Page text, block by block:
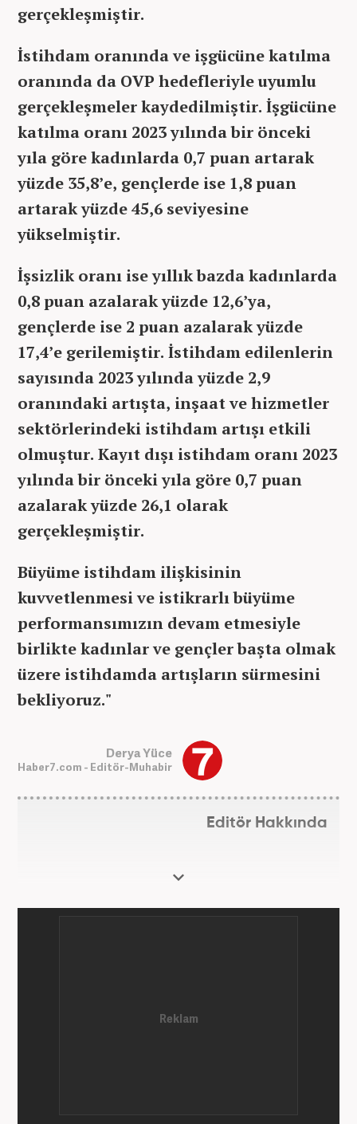
gerçekleşmiştir.
İstihdam oranında ve işgücüne katılma
oranında da OVP hedefleriyle uyumlu
gerçekleşmeler kaydedilmiştir. İşgücüne
katılma oranı 2023 yılında bir önceki
yıla göre kadınlarda 0,7 puan artarak
yüzde 35,8’e, gençlerde ise 1,8 puan
artarak yüzde 45,6 seviyesine
yükselmiştir.
İşsizlik oranı ise yıllık bazda kadınlarda
0,8 puan azalarak yüzde 12,6’ya,
gençlerde ise 2 puan azalarak yüzde
17,4’e gerilemiştir. İstihdam edilenlerin
sayısında 2023 yılında yüzde 2,9
oranındaki artışta, inşaat ve hizmetler
sektörlerindeki istihdam artışı etkili
olmuştur. Kayıt dışı istihdam oranı 2023
yılında bir önceki yıla göre 0,7 puan
azalarak yüzde 26,1 olarak
gerçekleşmiştir.
Büyüme istihdam ilişkisinin
kuvvetlenmesi ve istikrarlı büyüme
performansımızın devam etmesiyle
birlikte kadınlar ve gençler başta olmak
üzere istihdamda artışların sürmesini
bekliyoruz."
Derya Yüce
Haber7.com - Editör-Muhabir
Editör Hakkında